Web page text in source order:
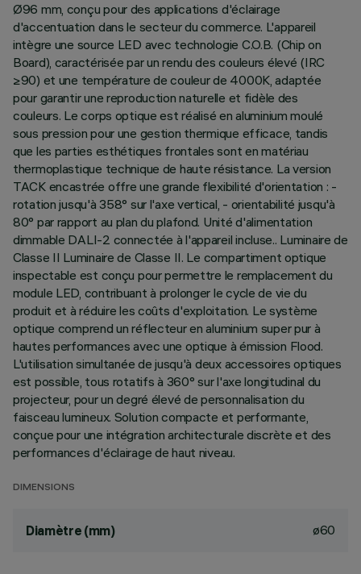
Ø96 mm, conçu pour des applications d'éclairage
d'accentuation dans le secteur du commerce. L'appareil
intègre une source LED avec technologie C.O.B. (Chip on
Board), caractérisée par un rendu des couleurs élevé (IRC
≥90) et une température de couleur de 4000K, adaptée
pour garantir une reproduction naturelle et fidèle des
couleurs. Le corps optique est réalisé en aluminium moulé
sous pression pour une gestion thermique efficace, tandis
que les parties esthétiques frontales sont en matériau
thermoplastique technique de haute résistance. La version
TACK encastrée offre une grande flexibilité d'orientation : -
rotation jusqu'à 358° sur l'axe vertical, - orientabilité jusqu'à
80° par rapport au plan du plafond. Unité d'alimentation
dimmable DALI-2 connectée à l'appareil incluse.. Luminaire de
Classe II Luminaire de Classe II. Le compartiment optique
inspectable est conçu pour permettre le remplacement du
module LED, contribuant à prolonger le cycle de vie du
produit et à réduire les coûts d'exploitation. Le système
optique comprend un réflecteur en aluminium super pur à
hautes performances avec une optique à émission Flood.
L'utilisation simultanée de jusqu'à deux accessoires optiques
est possible, tous rotatifs à 360° sur l'axe longitudinal du
projecteur, pour un degré élevé de personnalisation du
faisceau lumineux. Solution compacte et performante,
conçue pour une intégration architecturale discrète et des
performances d'éclairage de haut niveau.
DIMENSIONS
Diamètre (mm) ø60